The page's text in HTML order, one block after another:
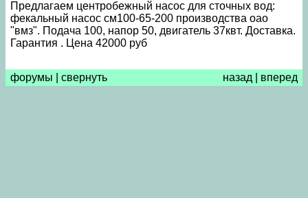
Предлагаем центробежный насос для сточных вод:
фекальный насос см100-65-200 производства оао
"вмз". Подача 100, напор 50, двигатель 37квт. Доставка.
Гарантия . Цена 42000 руб
форумы свернуть назад вперед